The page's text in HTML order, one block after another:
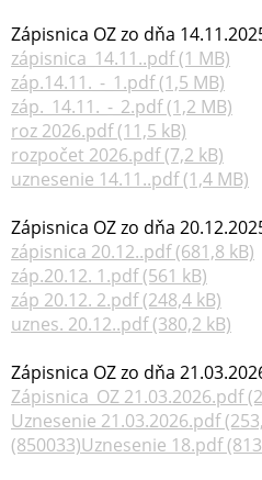
Zápisnica OZ zo dňa
zápisnica_14.11..pdf (1 MB)
záp.14.11._-_1.pdf (1,5 MB)
záp._14.11._-_2.pdf (1,2 MB)
roz 2026.pdf (11,5 kB)
rozpočet 2026.pdf (7,2 kB)
uznesenie 14.11..pdf (1,4 MB)
Zápisnica OZ zo dňa
zápisnica 20.12..pdf (681,8 kB)
záp.20.12. 1.pdf (561 kB)
záp 20.12. 2.pdf (248,4 kB)
uznes. 20.12..pdf (380,2 kB)
Zápisnica OZ zo dňa
Zápisnica_OZ 21.03.2026.pdf
Uznesenie 21.03.2026.pdf
(850033)Uznesenie 18.pdf